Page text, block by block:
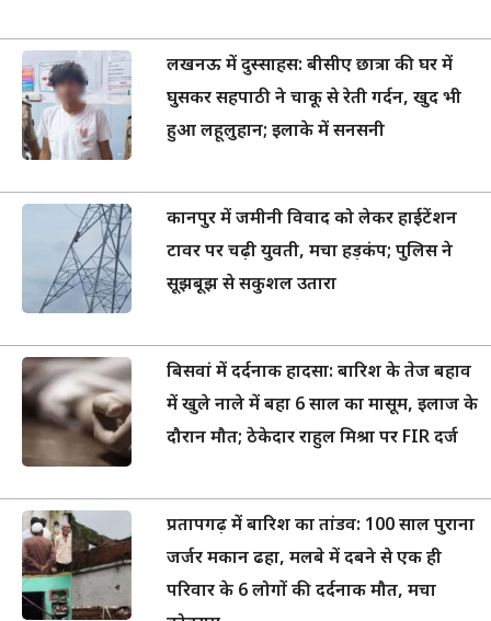
लखनऊ में दुस्साहस: बीसीए छात्रा की घर में
घुसकर सहपाठी ने चाकू से रेती गर्दन, खुद भी
हुआ लहूलुहान; इलाके में सनसनी
कानपुर में जमीनी विवाद को लेकर हाईटेंशन
टावर पर चढ़ी युवती, मचा हड़कंप; पुलिस ने
सूझबूझ से सकुशल उतारा
बिसवां में दर्दनाक हादसा: बारिश के तेज बहाव
में खुले नाले में बहा 6 साल का मासूम, इलाज के
दौरान मौत; ठेकेदार राहुल मिश्रा पर FIR दर्ज
प्रतापगढ़ में बारिश का तांडव: 100 साल पुराना
जर्जर मकान ढहा, मलबे में दबने से एक ही
परिवार के 6 लोगों की दर्दनाक मौत, मचा